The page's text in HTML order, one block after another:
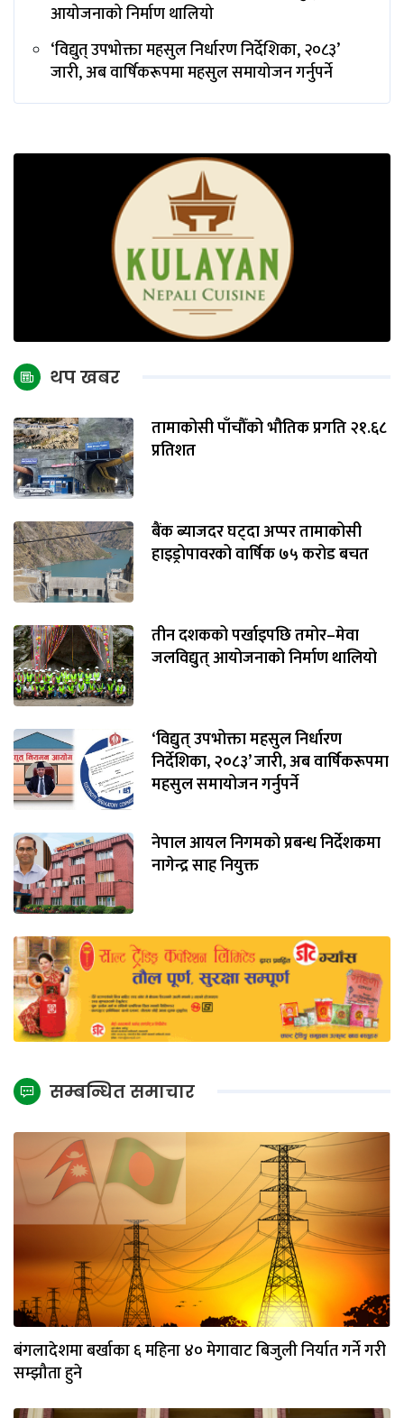
आयोजनाको निर्माण थालियो
‘विद्युत् उपभोक्ता महसुल निर्धारण निर्देशिका, २०८३’
जारी, अब वार्षिकरूपमा महसुल समायोजन गर्नुपर्ने
थप खबर
तामाकोसी पाँचौँको भौतिक प्रगति २१.६८
प्रतिशत
बैंक ब्याजदर घट्दा अप्पर तामाकोसी
हाइड्रोपावरको वार्षिक ७५ करोड बचत
तीन दशकको पर्खाइपछि तमोर–मेवा
जलविद्युत् आयोजनाको निर्माण थालियो
‘विद्युत् उपभोक्ता महसुल निर्धारण
निर्देशिका, २०८३’ जारी, अब वार्षिकरूपमा
महसुल समायोजन गर्नुपर्ने
नेपाल आयल निगमको प्रबन्ध निर्देशकमा
नागेन्द्र साह नियुक्त
सम्बन्धित समाचार
बंगलादेशमा बर्खाका ६ महिना ४० मेगावाट बिजुली निर्यात गर्ने गरी
सम्झौता हुने